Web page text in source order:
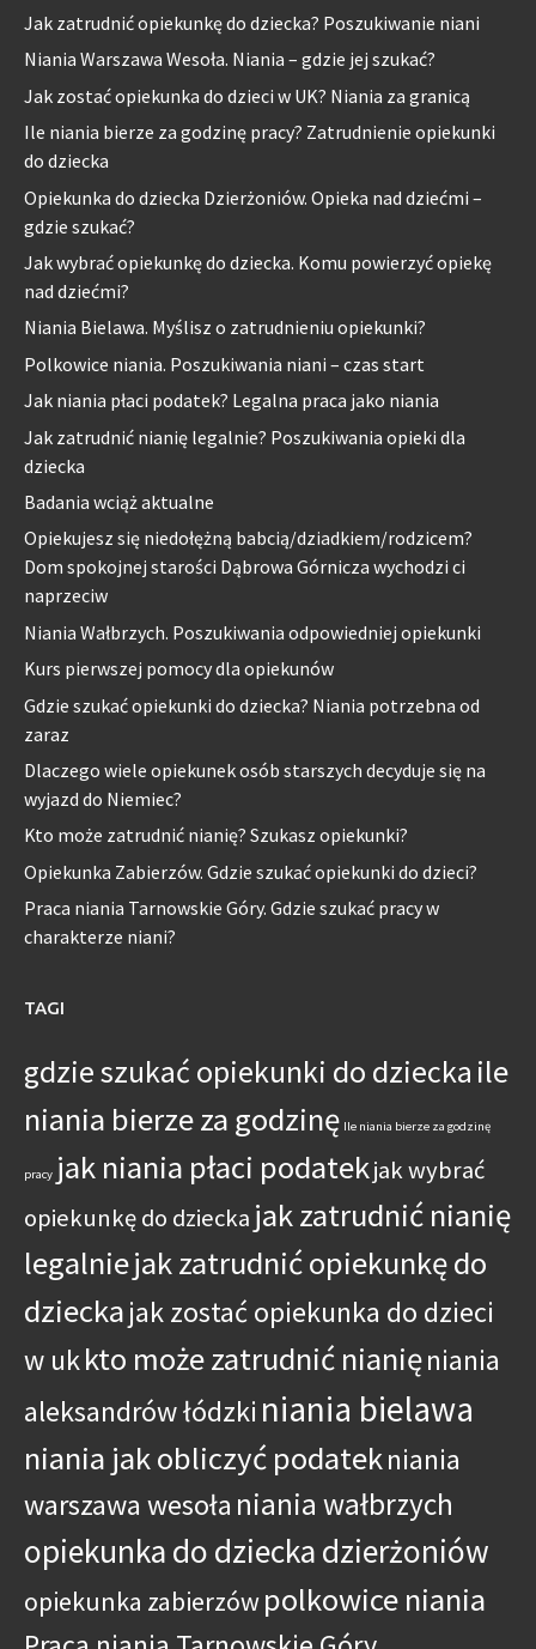
Jak zatrudnić opiekunkę do dziecka? Poszukiwanie niani
Niania Warszawa Wesoła. Niania – gdzie jej szukać?
Jak zostać opiekunka do dzieci w UK? Niania za granicą
Ile niania bierze za godzinę pracy? Zatrudnienie opiekunki
do dziecka
Opiekunka do dziecka Dzierżoniów. Opieka nad dziećmi –
gdzie szukać?
Jak wybrać opiekunkę do dziecka. Komu powierzyć opiekę
nad dziećmi?
Niania Bielawa. Myślisz o zatrudnieniu opiekunki?
Polkowice niania. Poszukiwania niani – czas start
Jak niania płaci podatek? Legalna praca jako niania
Jak zatrudnić nianię legalnie? Poszukiwania opieki dla
dziecka
Badania wciąż aktualne
Opiekujesz się niedołężną babcią/dziadkiem/rodzicem?
Dom spokojnej starości Dąbrowa Górnicza wychodzi ci
naprzeciw
Niania Wałbrzych. Poszukiwania odpowiedniej opiekunki
Kurs pierwszej pomocy dla opiekunów
Gdzie szukać opiekunki do dziecka? Niania potrzebna od
zaraz
Dlaczego wiele opiekunek osób starszych decyduje się na
wyjazd do Niemiec?
Kto może zatrudnić nianię? Szukasz opiekunki?
Opiekunka Zabierzów. Gdzie szukać opiekunki do dzieci?
Praca niania Tarnowskie Góry. Gdzie szukać pracy w
charakterze niani?
TAGI
gdzie szukać opiekunki do dziecka ile
niania bierze za godzinę Ile niania bierze za godzinę
pracy jak niania płaci podatekjak wybrać
opiekunkę do dziecka jak zatrudnić nianię
legalniejak zatrudnić opiekunkę do
dzieckajak zostać opiekunka do dzieci
w ukkto może zatrudnić nianięniania
aleksandrów łódzki niania bielawa
niania jak obliczyć podatekniania
warszawa wesoła niania wałbrzych
opiekunka do dziecka dzierżoniów
opiekunka zabierzówpolkowice niania